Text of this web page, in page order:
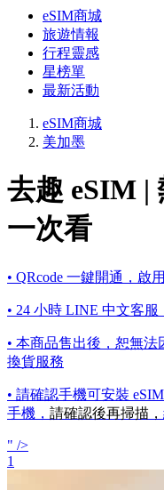
eSIM商城
旅遊情報
行程靈感
星榜單
最新活動
eSIM商城
美加墨
去趣 eSIM |
一次看
• QRcode 一鍵開通，啟
• 24 小時 LINE 中文客
• 本商品售出後，恕無
換貨服務
• 請確認手機可安裝
手機， 請確認後再掃描，
" />
1